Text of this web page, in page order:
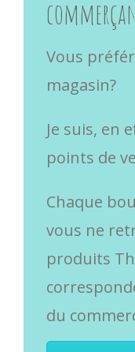
Vous
magasin?
Je suis, en
points de
Chaque
vous ne
produits
du